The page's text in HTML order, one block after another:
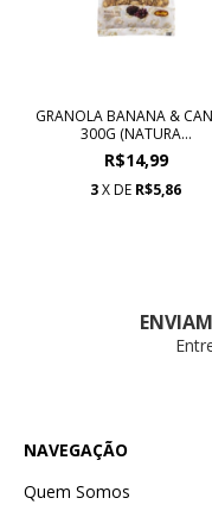
GRANOLA BANANA &
300G (NATURA...
R$14,99
3X DE R$5,86
NAVEGAÇÃO
Quem Somos